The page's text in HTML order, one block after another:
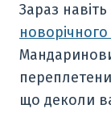
Зараз
що деколи